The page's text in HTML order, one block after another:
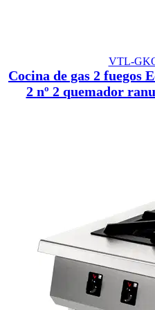
VTL-
Cocina de gas 2 fuegos
2 nº 2 quemador